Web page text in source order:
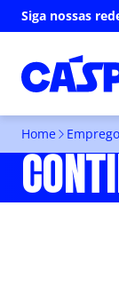
Siga nossas
Home